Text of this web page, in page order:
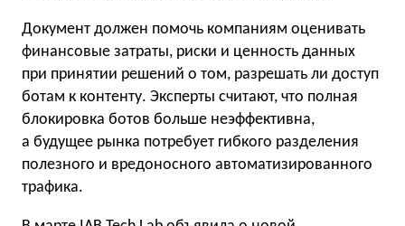
Документ должен помочь компаниям оценивать
финансовые затраты, риски и ценность данных
при принятии решений о том, разрешать ли доступ
ботам к контенту. Эксперты считают, что полная
блокировка ботов больше неэффективна,
а будущее рынка потребует гибкого разделения
полезного и вредоносного автоматизированного
трафика.